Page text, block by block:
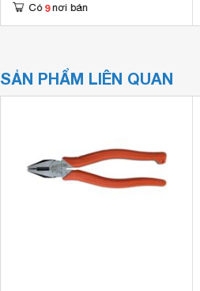
Có 9 nơi bán
SẢN PHẨM LIÊN QUAN